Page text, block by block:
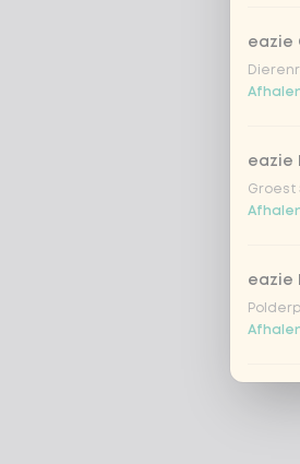
eazie
eazie
Groest
eazie